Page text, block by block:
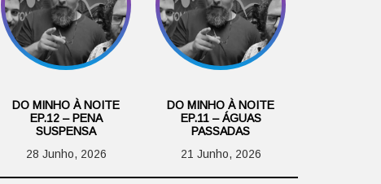
DO MINHO À NOITE
EP.12 – PENA
SUSPENSA
28 Junho, 2026
DO MINHO À NOITE
EP.11 – ÁGUAS
PASSADAS
21 Junho, 2026